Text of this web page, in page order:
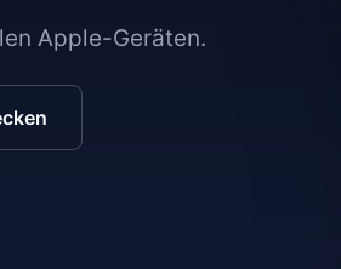
Apple-Geräten.